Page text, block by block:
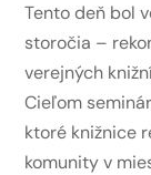
Tento deň bol
storočia –
verejných
Cieľom
ktoré knižnice
komunity v